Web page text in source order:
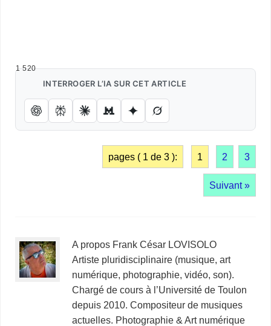
1 520
INTERROGER L’IA SUR CET ARTICLE
pages ( 1 de 3 ): 1 2 3
Suivant »
A propos Frank César LOVISOLO
Artiste pluridisciplinaire (musique, art
numérique, photographie, vidéo, son).
Chargé de cours à l’Université de Toulon
depuis 2010. Compositeur de musiques
actuelles. Photographie & Art numérique